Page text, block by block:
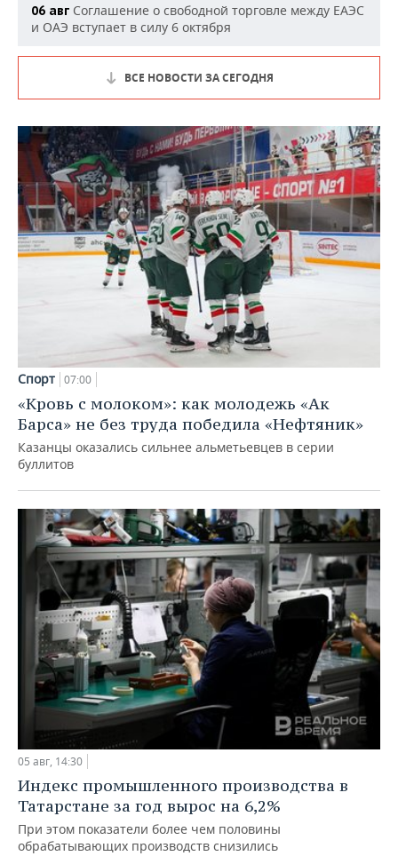
06 авг Соглашение о свободной торговле между ЕАЭС
и ОАЭ вступает в силу 6 октября
ВСЕ НОВОСТИ ЗА СЕГОДНЯ
Спорт 07:00
«Кровь с молоком»: как молодежь «Ак
Барса» не без труда победила «Нефтяник»
Казанцы оказались сильнее альметьевцев в серии
буллитов
05 авг, 14:30
Индекс промышленного производства в
Татарстане за год вырос на 6,2%
При этом показатели более чем половины
обрабатывающих производств снизились